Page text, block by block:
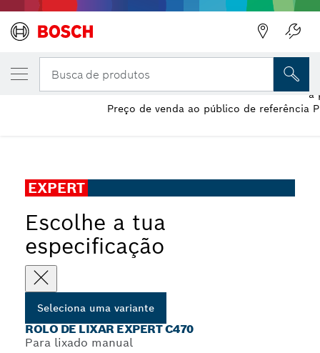
Busca de produtos
Rolo de lixa EXPERT C470 para lixar manual
EXPERT
Escolhe a tua
especificação
Seleciona uma variante
ROLO DE LIXAR EXPERT C470
Para lixado manual
A VARIANTE QUE SELECIONASTE
Rolo de lixar EXPERT C470
a
Preço de venda ao público de referência